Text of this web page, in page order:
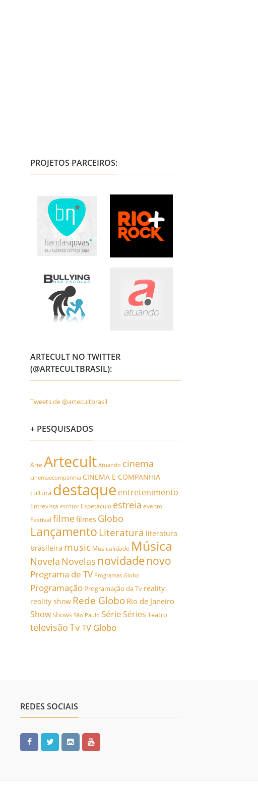
PROJETOS PARCEIROS:
ARTECULT NO TWITTER
(@ARTECULTBRASIL):
Tweets de @artecultbrasil
+ PESQUISADOS
Arte Artecult Atuando cinema
cinemaecompanhia CINEMA E COMPANHIA
cultura destaque entretenimento
Entrevista escritor Espetáculo estreia evento
Festival filmefilmes Globo
Lançamento Literatura literatura
brasileira music Musicalidade Música
Novela Novelas novidadenovo
Programa de TV Programas Globo
Programação Programação da Tv reality
reality show Rede Globo Rio de Janeiro
ShowShows São Paulo SérieSéries Teatro
televisãoTvTV Globo
REDES SOCIAIS